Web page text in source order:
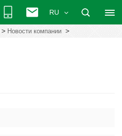
RU
> Новости компании >